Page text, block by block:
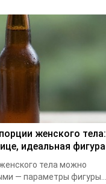
женского тела:
идеальная фигура
тела можно
— параметры фигуры...